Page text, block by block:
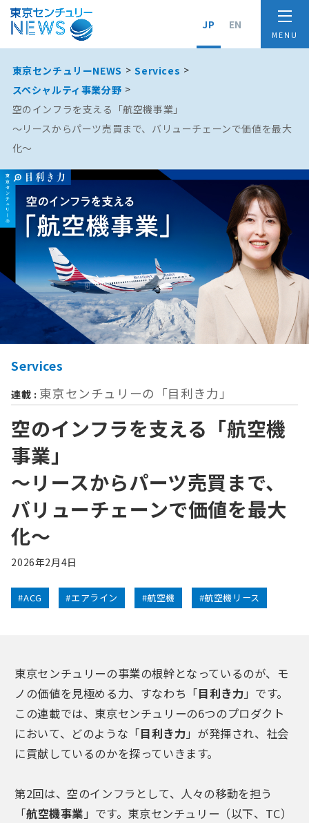
JP EN
東京センチュリーNEWS
Services
スペシャルティ事業分野
空のインフラを支える「航空機事業」
〜リースからパーツ売買まで、バリューチェーンで価値を最大
化〜
Services
連載 : 東京センチュリーの「⽬利き⼒」
空のインフラを支える「航空機
事業」
〜リースからパーツ売買まで、
バリューチェーンで価値を最大
化〜
2026年2月4日
#ACG #エアライン #航空機 #航空機リース
東京センチュリーの事業の根幹となっているのが、モ
ノの価値を見極める力、すなわち「目利き力」です。
この連載では、東京センチュリーの6つのプロダクト
において、どのような「目利き力」が発揮され、社会
に貢献しているのかを探っていきます。
第2回は、空のインフラとして、人々の移動を担う
「航空機事業」です。東京センチュリー（以下、TC）